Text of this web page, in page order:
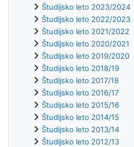
Študijsko leto 2023/2024
Študijsko leto 2022/2023
Študijsko leto 2021/2022
Študijsko leto 2020/2021
Študijsko leto 2019/2020
Študijsko leto 2018/19
Študijsko leto 2017/18
Študijsko leto 2016/17
Študijsko leto 2015/16
Študijsko leto 2014/15
Študijsko leto 2013/14
Študijsko leto 2012/13